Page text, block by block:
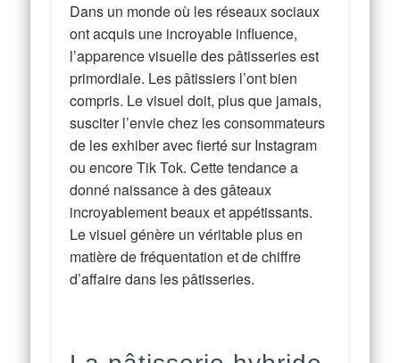
Dans un monde où les réseaux sociaux
ont acquis une incroyable influence,
l’apparence visuelle des pâtisseries est
primordiale. Les pâtissiers l’ont bien
compris. Le visuel doit, plus que jamais,
susciter l’envie chez les consommateurs
de les exhiber avec fierté sur Instagram
ou encore Tik Tok. Cette tendance a
donné naissance à des gâteaux
incroyablement beaux et appétissants.
Le visuel génère un véritable plus en
matière de fréquentation et de chiffre
d’affaire dans les pâtisseries.